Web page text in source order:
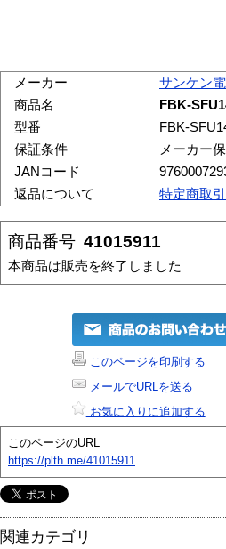
メーカー
サンケン
商品名
FBK-
型番
FBK-
保証条件
メーカー
JANコード
返品について
特定商取
商品番号 41015911
本商品は販売を終了しました
このページを印刷する
メールでURLを送る
お気に入りに追加する
このページのURL
https://plth.me/41015911
関連カテゴリ